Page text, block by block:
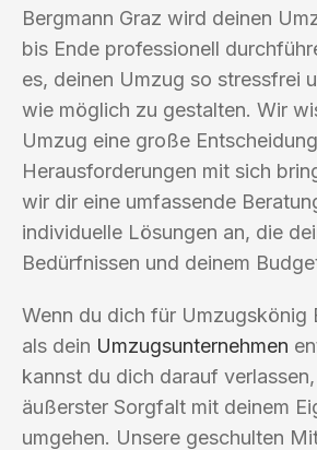
Bergmann Graz wird deinen
bis Ende professionell
es, deinen Umzug so stressfrei
wie möglich zu gestalten. Wir
Umzug eine große
Herausforderungen mit sich
wir dir eine umfassende
individuelle Lösungen an, die
Bedürfnissen und deinem
Wenn du dich für Umzugskönig
als dein Umzugsunternehmen
kannst du dich darauf
äußerster Sorgfalt mit deinem
umgehen. Unsere geschulten